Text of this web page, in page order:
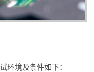
环境及条件如下：